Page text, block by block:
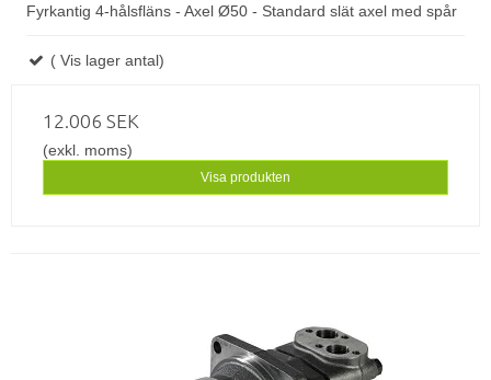
Fyrkantig 4-hålsfläns - Axel Ø50 - Standard slät axel med spår
( Vis lager antal)
12.006 SEK
(exkl. moms)
Visa produkten